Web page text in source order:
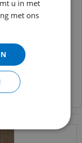
verwerkt
je van ons
via
u in met
met ons